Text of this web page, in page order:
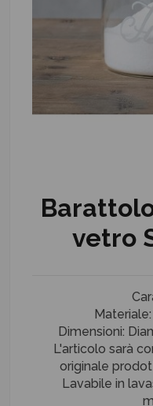
vetro
Dimensioni:
L'articolo sarà
originale
Lavabile in